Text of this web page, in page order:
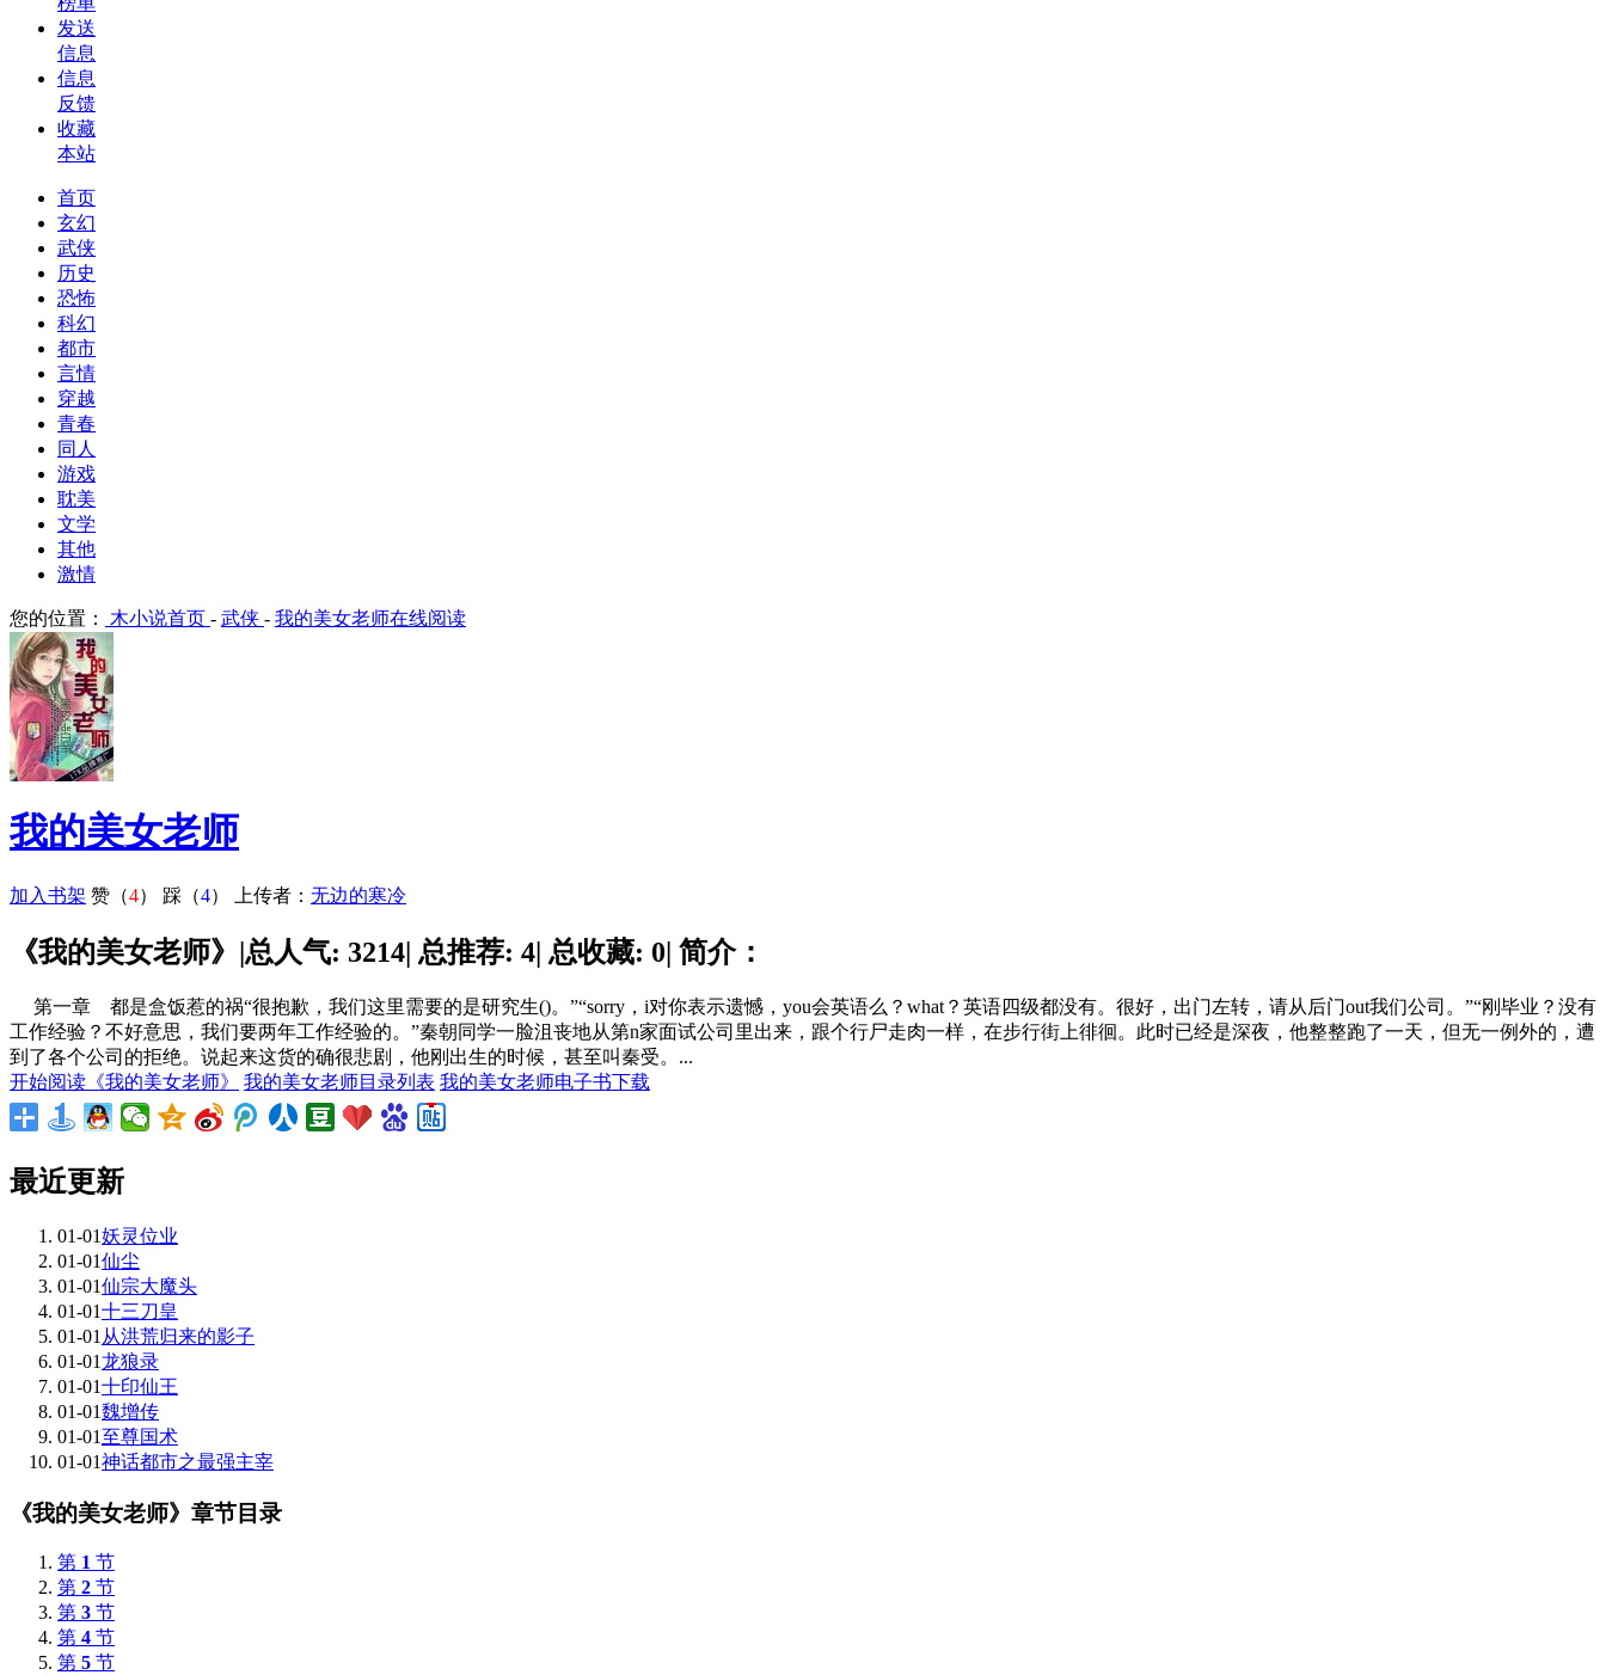
发送
信息
信息
反馈
收藏
本站
首页
玄幻
武侠
历史
恐怖
科幻
都市
言情
穿越
青春
同人
游戏
耽美
文学
其他
激情
您的位置： 木小说首页 - 武侠 - 我的美女老师在线阅读
我的美女老师
加入书架 赞（4） 踩（4） 上传者： 无边的寒冷
《我的美女老师》|总人气: 3214| 总推荐: 4| 总收藏: 0| 简介：
第一章 都是盒饭惹的祸“很抱歉，我们这里需要的是研究生()。”“sorry，i对你表示遗憾，you会英语么？what？英语四级都没有。很好，出门左转，请从后门out我们公司。”“刚毕业？没有
工作经验？不好意思，我们要两年工作经验的。”秦朝同学一脸沮丧地从第n家面试公司里出来，跟个行尸走肉一样，在步行街上徘徊。此时已经是深夜，他整整跑了一天，但无一例外的，遭
到了各个公司的拒绝。说起来这货的确很悲剧，他刚出生的时候，甚至叫秦受。...
开始阅读《我的美女老师》
我的美女老师目录列表 我的美女老师电子书下载
最近更新
01-01妖灵位业
01-01仙尘
01-01仙宗大魔头
01-01十三刀皇
01-01 从洪荒归来的影子
01-01龙狼录
01-01十印仙王
01-01魏增传
01-01至尊国术
01-01神话都市之最强主宰
《我的美女老师》章节目录
第 1 节
第 2 节
第 3 节
第 4 节
第 5 节